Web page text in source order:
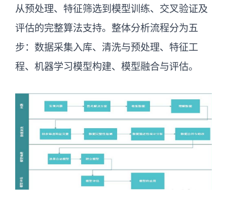
从预处理、特征筛选到模型训练、交叉验证及
评估的完整算法支持。整体分析流程分为五
步：数据采集入库、清洗与预处理、特征工
程、机器学习模型构建、模型融合与评估。